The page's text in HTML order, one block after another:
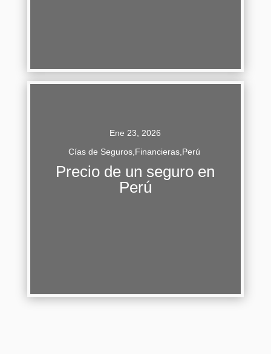
Ene 23, 2026
Cías de Seguros,Financieras,Perú
Precio de un seguro en
Perú
En Perú, el costo de un seguro es una variable
dinámica que depende de un complejo
entramado de factores. Desde el seguro